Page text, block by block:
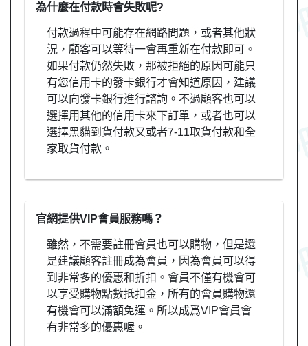
為什麼在付款時會失敗呢?
付款過程中可能存在網路問題，或者其他狀
況，顧客可以等待一會再重新在付款即可。
如果付款仍然失敗，那被拒絕的原因可能只
有您信用卡的發卡銀行才會知道原因，建議
可以向發卡銀行進行諮詢。不過顧客也可以
選擇用其他的信用卡來下訂單，或者也可以
選擇黑貓到貨付款又或者7-11取貨付款和全
家取貨付款。
官網提供VIP會員服務嗎？
雖然，不需要註冊會員也可以購物，但是還
是建議顧客註冊成為會員，因為會員可以得
到非常多的優惠和折扣。會員不僅有機會可
以享受購物點數抵扣金，所有的會員購物還
有機會可以滿額免運。所以成爲VIP會員會
有非常多的優惠喔。